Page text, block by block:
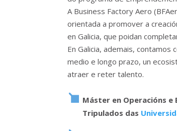
A Business Factory Aero
orientada a promover a
en Galicia, que poidan
En Galicia, ademais,
medio e longo prazo, un
atraer e reter talento.
Máster en Operacións e
Tripulados das